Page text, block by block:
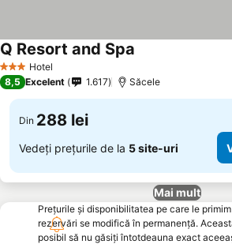
3 SteleHotel
Q Resort and Spa
8,5 Excelent 1.617 Săcele
Din 288 lei
Vedeți prețurile de la 5 site-uri
Mai mult
Prețurile și disponibilitatea pe care le
rezervări se modifică în permanență.
posibil să nu găsiți întotdeauna exact